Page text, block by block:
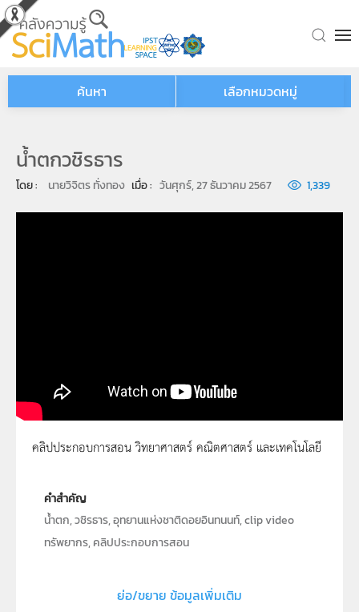
Skip to main content
ค้นหา เลือกหมวดหมู่
น้ำตกวชิรธาร
โดย : นายวิจิตร ทั่งทอง เมื่อ : วันศุกร์, 27 ธันวาคม 2567 1,339
คลิปประกอบการสอน วิทยาศาสตร์ คณิตศาสตร์ และเทคโนโลยี
คำสำคัญ
น้ำตก, วชิรธาร, อุทยานแห่งชาติดอยอินทนนท์, clip video
ทรัพยากร, คลิปประกอบการสอน
ย่อ/ขยาย ข้อมูลเพิ่มเติม